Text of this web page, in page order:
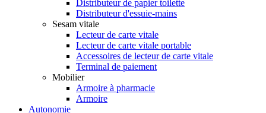
Distributeur de papier toilette
Distributeur d'essuie-mains
Sesam vitale
Lecteur de carte vitale
Lecteur de carte vitale portable
Accessoires de lecteur de carte vitale
Terminal de paiement
Mobilier
Armoire à pharmacie
Armoire
Autonomie